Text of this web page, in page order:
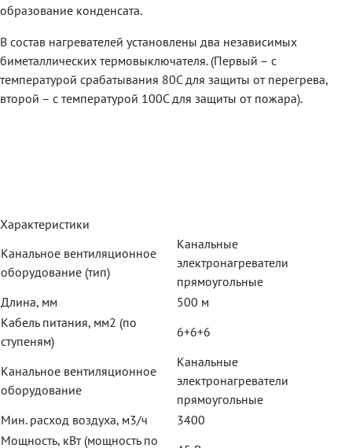
образование конденсата.
В состав нагревателей установлены два независимых
биметаллических термовыключателя. (Первый – с
температурой срабатывания 80С для защиты от перегрева,
второй – с температурой 100С для защиты от пожара).
Характеристики
Канальное вентиляционное
оборудование (тип)
Канальные
электронагреватели
прямоугольные
Длина, мм
500 м
Кабель питания, мм2 (по
ступеням)
6+6+6
Канальное вентиляционное
оборудование
Канальные
электронагреватели
прямоугольные
Мин. расход воздуха, м3/ч
3400
Мощность, кВт (мощность по